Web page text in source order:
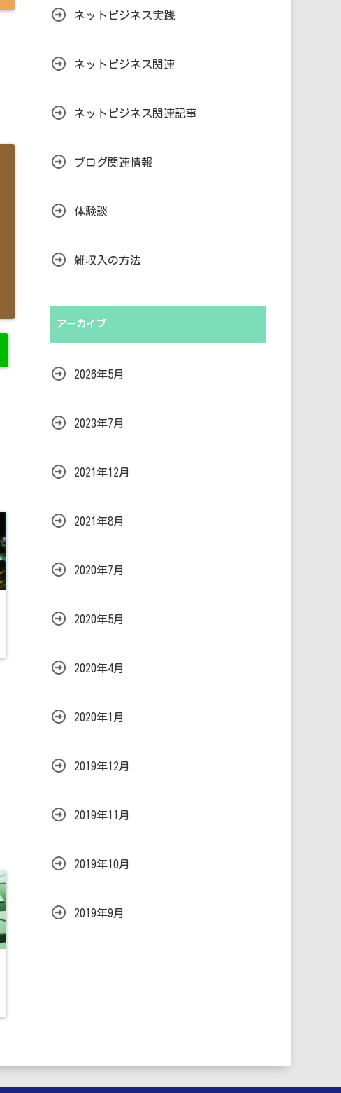
ネットビジネス実践
ネットビジネス関連
ネットビジネス関連記事
ブログ関連情報
体験談
雑収入の方法
アーカイブ
2026年5月
2023年7月
2021年12月
2021年8月
2020年7月
2020年5月
2020年4月
2020年1月
2019年12月
2019年11月
2019年10月
2019年9月